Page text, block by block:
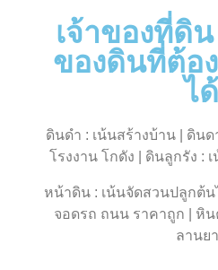
เจ้าของที่ดิ
ของดินที่ต้อ
ได้
ดินดำ : เน้นสร้างบ้าน | ดิน
โรงงาน โกดัง | ดินลูกรัง :
หน้าดิน : เน้นจัดสวนปลูกต้
จอดรถ ถนน ราคาถูก | หิน
ลานย